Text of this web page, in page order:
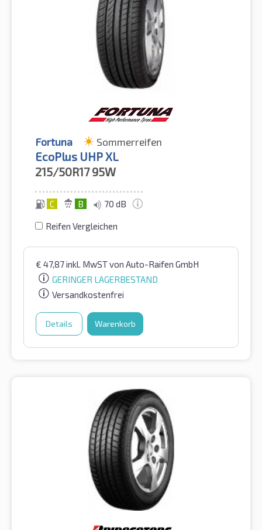
Fortuna Sommerreifen
EcoPlus UHP XL
215/50R17 95W
C B 70 dB
Reifen Vergleichen
€ 47,87inkl. MwSTvon Auto-Raifen GmbH
GERINGER LAGERBESTAND
Versandkostenfrei
Details Warenkorb